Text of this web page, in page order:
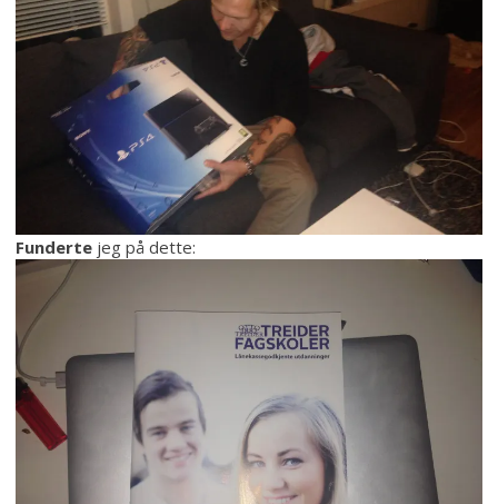
Funderte jeg på dette: